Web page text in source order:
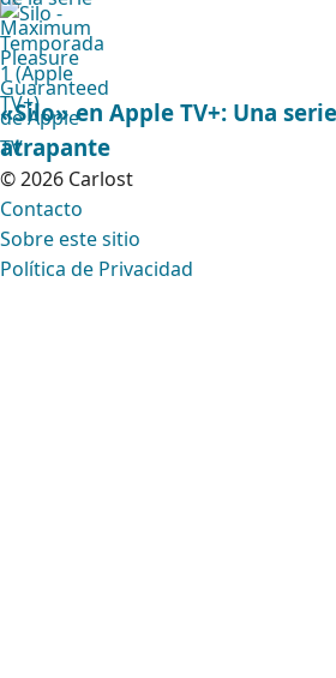
«Silo» en Apple TV+: Una
atrapante
© 2026 Carlost
Contacto
Sobre este sitio
Política de Privacidad